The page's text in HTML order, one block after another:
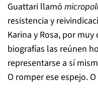
Guattari llamó
resistencia y
Karina y Rosa, por
biografías las reúnen
representarse a sí
O romper ese espejo.